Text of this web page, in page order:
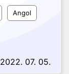
Angol
2022. 07. 05.